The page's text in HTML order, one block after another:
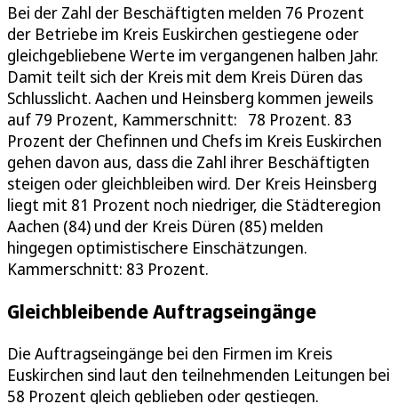
Bei der Zahl der Beschäftigten melden 76 Prozent
der Betriebe im Kreis Euskirchen gestiegene oder
gleichgebliebene Werte im vergangenen halben Jahr.
Damit teilt sich der Kreis mit dem Kreis Düren das
Schlusslicht. Aachen und Heinsberg kommen jeweils
auf 79 Prozent, Kammerschnitt: 78 Prozent. 83
Prozent der Chefinnen und Chefs im Kreis Euskirchen
gehen davon aus, dass die Zahl ihrer Beschäftigten
steigen oder gleichbleiben wird. Der Kreis Heinsberg
liegt mit 81 Prozent noch niedriger, die Städteregion
Aachen (84) und der Kreis Düren (85) melden
hingegen optimistischere Einschätzungen.
Kammerschnitt: 83 Prozent.
Gleichbleibende Auftragseingänge
Die Auftragseingänge bei den Firmen im Kreis
Euskirchen sind laut den teilnehmenden Leitungen bei
58 Prozent gleich geblieben oder gestiegen.